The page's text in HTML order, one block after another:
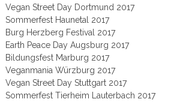
Vegan Street Day Dortmund 2017
Sommerfest Haunetal 2017
Burg Herzberg Festival 2017
Earth Peace Day Augsburg 2017
Bildungsfest Marburg 2017
Veganmania Würzburg 2017
Vegan Street Day Stuttgart 2017
Sommerfest Tierheim Lauterbach 2017